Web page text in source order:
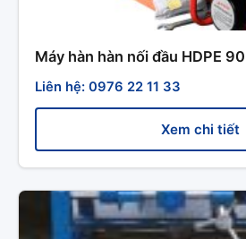
Máy hàn hàn nối đầu HDPE
Liên hệ: 0976 22 11 33
Xem chi tiết